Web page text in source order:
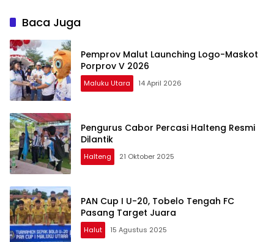
Baca Juga
Pemprov Malut Launching Logo-Maskot
Porprov V 2026
Maluku Utara 14 April 2026
Pengurus Cabor Percasi Halteng Resmi
Dilantik
Halteng 21 Oktober 2025
PAN Cup I U-20, Tobelo Tengah FC
Pasang Target Juara
Halut 15 Agustus 2025